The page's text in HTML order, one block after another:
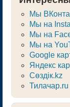
Мы
Мы на
Мы на
Мы на
Google
Яндекс
Сөздік.kz
Тилачар.ru